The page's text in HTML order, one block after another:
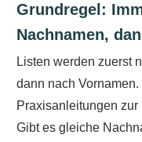
Grundregel:
Nachnamen,
Listen werden zuerst
dann nach
Praxisanleitungen
Gibt es gleiche